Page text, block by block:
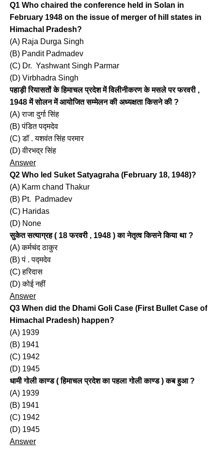
Q1 Who chaired the conference held in Solan in
February 1948 on the issue of merger of hill states in
Himachal Pradesh?
(A) Raja Durga Singh
(B) Pandit Padmadev
(C) Dr. Yashwant Singh Parmar
(D) Virbhadra Singh
पहाड़ी रियासतों के हिमाचल प्रदेश में विलीनीकरण के मसले पर फरवरी ,
1948 में सोलन में आयोजित सम्मेलन की अध्यक्षता किसने की ?
(A) राजा दुर्गा सिंह
(B) पंडित पद्मदेव
(C) डॉ . यशवंत सिंह परमार
(D) वीरभद्र सिंह
Answer
Q2 Who led Suket Satyagraha (February 18, 1948)?
(A) Karm chand Thakur
(B) Pt. Padmadev
(C) Haridas
(D) None
सुकेत सत्याग्रह ( 18 फरवरी , 1948 ) का नेतृत्व किसने किया था ?
(A) कर्मचंद ठाकुर
(B) पं . पद्मदेव
(C) हरिदास
(D) कोई नहीं
Answer
Q3 When did the Dhami Goli Case (First Bullet Case of
Himachal Pradesh) happen?
(A) 1939
(B) 1941
(C) 1942
(D) ​​1945
धामी गोली काण्ड ( हिमाचल प्रदेश का पहला गोली काण्ड ) कब हुआ ?
(A) 1939
(B) 1941
(C) 1942
(D) 1945
Answer